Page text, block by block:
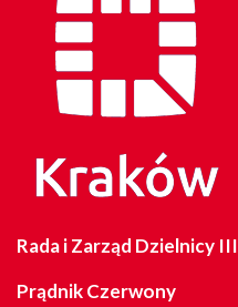
Rada i Zarząd Dzielnicy III
Prądnik Czerwony